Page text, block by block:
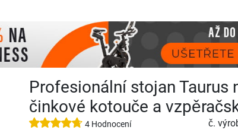
Profesionální stojan Taurus
činkové kotouče a
4 Hodnocení č.